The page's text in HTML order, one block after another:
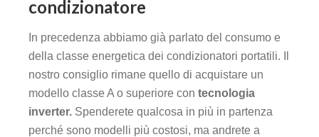
condizionatore
In precedenza abbiamo già parlato del consumo e
della classe energetica dei condizionatori portatili. Il
nostro consiglio rimane quello di acquistare un
modello classe A o superiore con tecnologia
inverter. Spenderete qualcosa in più in partenza
perché sono modelli più costosi, ma andrete a